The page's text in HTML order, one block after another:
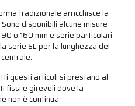
tradizionale arricchisce la
disponibili alcune misure
o 160 mm e serie particolari
serie SL per la lunghezza del
questi articoli si prestano al
fissi e girevoli dove la
non è continua.